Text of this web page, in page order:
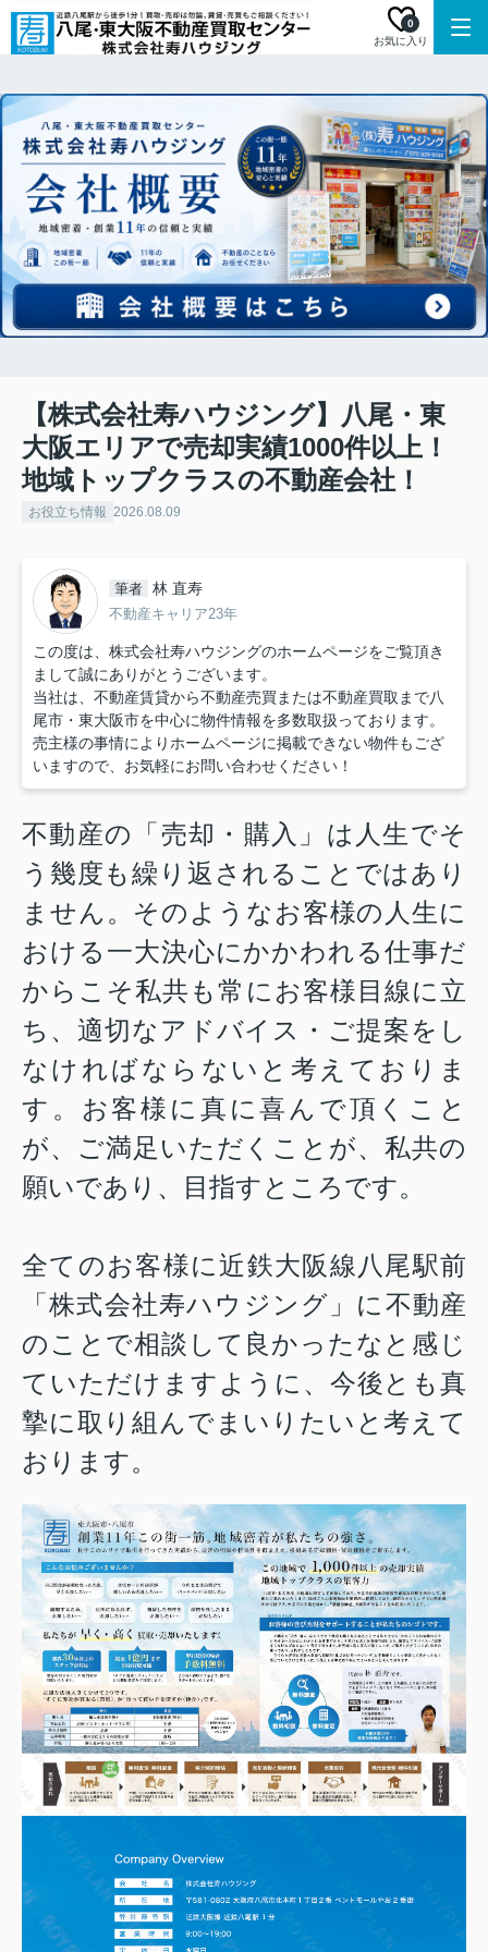
お気に入り
0
【株式会社寿ハウジング】八尾・東
大阪エリアで売却実績1000件以上！
地域トップクラスの不動産会社！
お役立ち情報 2026.08.09
筆者 林 直寿
不動産キャリア23年
この度は、株式会社寿ハウジングのホームページをご覧頂き
まして誠にありがとうございます。
当社は、不動産賃貸から不動産売買または不動産買取まで八
尾市・東大阪市を中心に物件情報を多数取扱っております。
売主様の事情によりホームページに掲載できない物件もござ
いますので、お気軽にお問い合わせください！
不動産の「売却・購入」は人生でそ
う幾度も繰り返されることではあり
ません。そのようなお客様の人生に
おける一大決心にかかわれる仕事だ
からこそ私共も常にお客様目線に立
ち、適切なアドバイス・ご提案をし
なければならないと考えておりま
す。お客様に真に喜んで頂くこと
が、ご満足いただくことが、私共の
願いであり、目指すところです。
全てのお客様に近鉄大阪線八尾駅前
「株式会社寿ハウジング」に不動産
のことで相談して良かったなと感じ
ていただけますように、今後とも真
摯に取り組んでまいりたいと考えて
おります。